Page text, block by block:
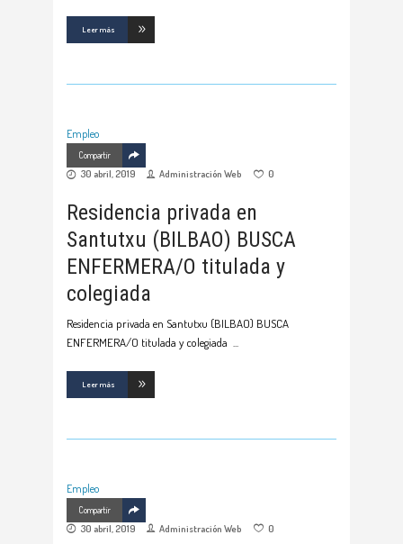
Leer más
Empleo
Compartir
30 abril, 2019 Administración Web 0
Residencia privada en
Santutxu (BILBAO) BUSCA
ENFERMERA/O titulada y
colegiada
Residencia privada en Santutxu (BILBAO) BUSCA
ENFERMERA/O titulada y colegiada
Leer más
Empleo
Compartir
30 abril, 2019 Administración Web 0